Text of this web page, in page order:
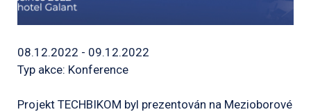
08.12.2022 - 09.12.2022
Typ akce: Konference
Projekt TECHBIKOM byl prezentován na Mezioborové